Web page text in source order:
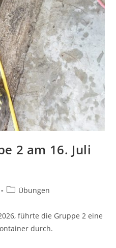
2 am 16. Juli
Übungen
führte die Gruppe 2 eine
durch.